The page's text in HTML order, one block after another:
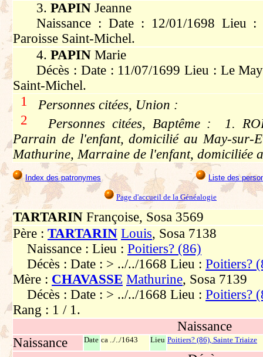
3.PAPINJeanne
Naissance : Date : 12/01/1698 Lieu
Paroisse Saint-Michel.
4.PAPINMarie
Décès : Date : 11/07/1699 Lieu : Le
Saint-Michel.
1 Personnes citées, Union :
2 Personnes citées, Baptême : 1.
Parrain de l'enfant, domicilié au May-sur-
Mathurine, Marraine de l'enfant, domiciliée
Index des patronymes Liste des
Page d'accueil de la Généalogie
TARTARIN Françoise, Sosa 3569
Père : TARTARIN Louis, Sosa 7138
Naissance : Lieu : Poitiers? (86)
Décès : Date : > ../../1668 Lieu : Poitiers?
Mère : CHAVASSE Mathurine, Sosa 7139
Décès : Date : > ../../1668 Lieu : Poitiers?
Rang : 1 / 1.
Naissance
Naissance
Date ca ../../1643 Lieu Poitiers? (86), Sainte Triaize